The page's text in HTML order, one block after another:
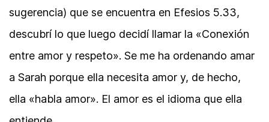
sugerencia) que se encuentra en Efesios 5.33,
descubrí lo que luego decidí llamar la «Conexión
entre amor y respeto». Se me ha ordenando amar
a Sarah porque ella necesita amor y, de hecho,
ella «habla amor». El amor es el idioma que ella